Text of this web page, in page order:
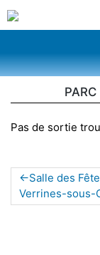
Pas de sortie
Salle des
Verrines-sous-